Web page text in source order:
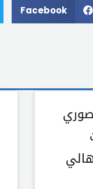
Facebook